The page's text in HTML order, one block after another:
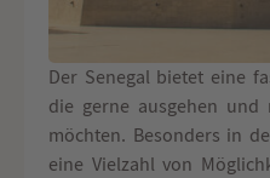
Der Senegal bietet eine
die gerne ausgehen und
möchten. Besonders in
eine Vielzahl von